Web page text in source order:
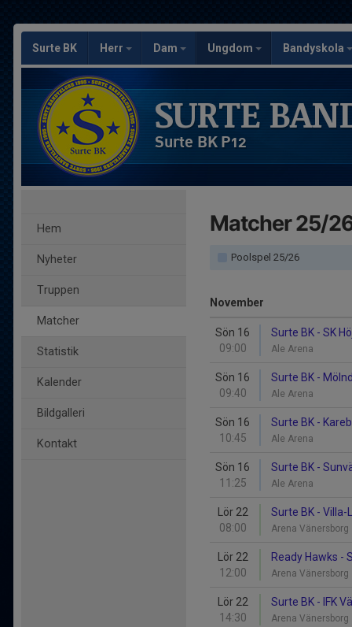
Surte BK Herr Dam Ungdom Bandyskola
SURTE
Surte BK P12
Hem
Nyheter
Truppen
Matcher
Statistik
Kalender
Bildgalleri
Kontakt
Matcher 25/
Poolspel 25/26
November
Sön 16
09:00
Surte BK - SK
Ale Arena
Sön 16
09:40
Surte BK -
Ale Arena
Sön 16
10:45
Surte BK -
Ale Arena
Sön 16
11:25
Surte BK -
Ale Arena
Lör 22
08:00
Surte BK - Villa-
Arena Vänersborg
Lör 22
12:00
Ready Hawks -
Arena Vänersborg
Lör 22
14:30
Surte BK - IFK
Arena Vänersborg